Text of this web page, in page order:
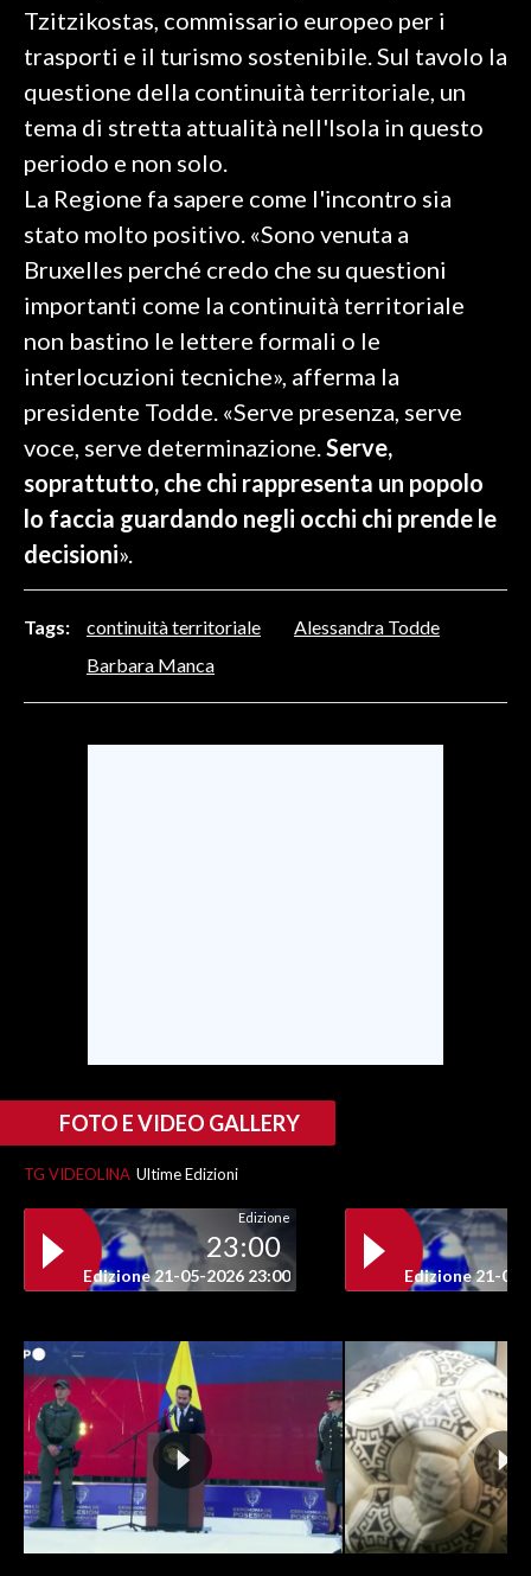
TENNIS
ALTRI SPORT
SPETTACOLI
GOSSIP
SALUTE
SARDEGNA TURISMO
#CARAUNIONE
INSULARITÀ
Tzitzikostas, commissario europeo per i
trasporti e il turismo sostenibile. Sul tavolo la
questione della continuità territoriale, un
tema di stretta attualità nell'Isola in questo
periodo e non solo.
La Regione fa sapere come l'incontro sia
stato molto positivo. «Sono venuta a
Bruxelles perché credo che su questioni
importanti come la continuità territoriale
non bastino le lettere formali o le
interlocuzioni tecniche», afferma la
presidente Todde. «Serve presenza, serve
voce, serve determinazione.Serve,
soprattutto, che chi rappresenta un popolo
lo faccia guardando negli occhi chi prende le
decisioni».
Tags: continuità territoriale
Alessandra Todde
Barbara Manca
FOTO E VIDEO GALLERY
TG VIDEOLINA Ultime Edizioni
Edizione
23:00
Edizione 21-05-2026 23:00 Edizione 21-05-